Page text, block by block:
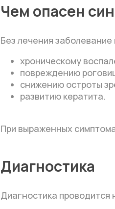
Чем опасен
Без лечения
хроническому
повреждению
снижению остроты
развитию кератита.
При выраженных
Диагностика
Диагностика